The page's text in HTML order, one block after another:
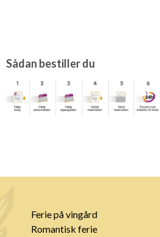
Sådan bestiller du
Ferie på vingård
Romantisk ferie